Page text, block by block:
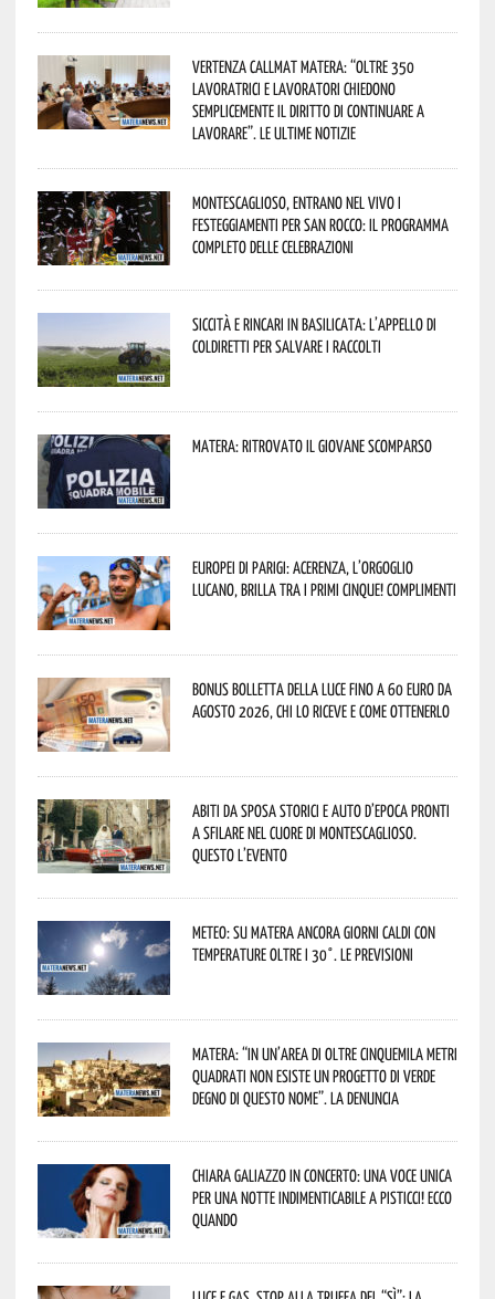
Vertenza CallMat Matera: “Oltre 350
lavoratrici e lavoratori chiedono
semplicemente il diritto di continuare a
lavorare”. Le ultime notizie
Montescaglioso, entrano nel vivo i
festeggiamenti per San Rocco: il programma
completo delle celebrazioni
Siccità e rincari in Basilicata: l’appello di
Coldiretti per salvare i raccolti
Matera: ritrovato il giovane scomparso
Europei di Parigi: Acerenza, l’orgoglio
lucano, brilla tra i primi cinque! Complimenti
Bonus bolletta della luce fino a 60 euro da
agosto 2026, chi lo riceve e come ottenerlo
Abiti da sposa storici e auto d’epoca pronti
a sfilare nel cuore di Montescaglioso.
Questo l’evento
Meteo: su Matera ancora giorni caldi con
temperature oltre i 30°. Le previsioni
Matera: “In un’area di oltre cinquemila metri
quadrati non esiste un progetto di verde
degno di questo nome”. La denuncia
Chiara Galiazzo in concerto: una voce unica
per una notte indimenticabile a Pisticci! Ecco
quando